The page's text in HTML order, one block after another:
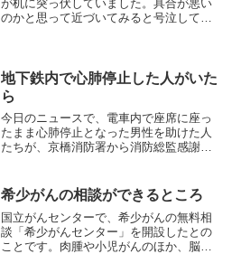
が机に突っ伏していました。具合が悪い
のかと思って近づいてみると号泣してい
ておきました。そのうちに...
地下鉄内で心肺停止した人がいた
ら
今日のニュースで、電車内で座席に座っ
たまま心肺停止となった男性を助けた人
たちが、京橋消防署から消防総監感謝状
客3人が銀座駅で降ろして、心臓マッサー
ジなどで救命措置を行い...
希少がんの相談ができるところ
国立がんセンターで、希少がんの無料相
談「希少がんセンター」を開設したとの
ことです。肉腫や小児がんのほか、脳腫